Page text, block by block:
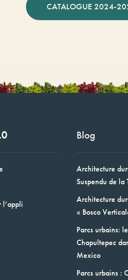
CATALOGUE 2024-
l’appli
Blog
Architecture
Suspendu de la
Architecture
« Bosco
Parcs urbains:
Chapultepec
Mexico
Parcs urbains :